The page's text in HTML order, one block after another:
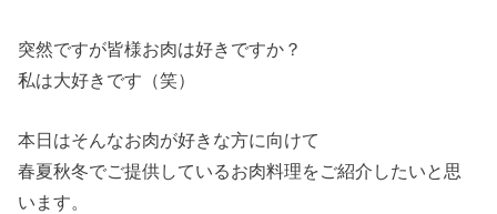
突然ですが皆様お肉は好きですか？
私は大好きです（笑）
本日はそんなお肉が好きな方に向けて
春夏秋冬でご提供しているお肉料理をご紹介したいと思
います。